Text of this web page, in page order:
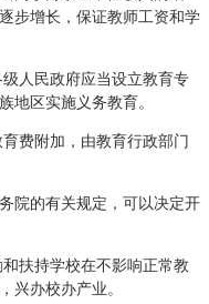
步增长，保证教师工资和学
人民政府应当设立教育专
地区实施义务教育。
费附加，由教育行政部门
的有关规定，可以决定开
扶持学校在不影响正常教
兴办校办产业。